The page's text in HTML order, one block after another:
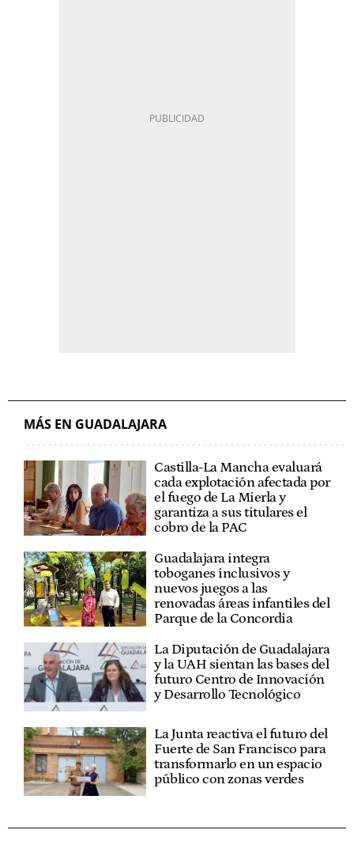
MÁS EN GUADALAJARA
Castilla-La Mancha evaluará
cada explotación afectada por
el fuego de La Mierla y
garantiza a sus titulares el
cobro de la PAC
Guadalajara integra
toboganes inclusivos y
nuevos juegos a las
renovadas áreas infantiles del
Parque de la Concordia
La Diputación de Guadalajara
y la UAH sientan las bases del
futuro Centro de Innovación
y Desarrollo Tecnológico
La Junta reactiva el futuro del
Fuerte de San Francisco para
transformarlo en un espacio
público con zonas verdes